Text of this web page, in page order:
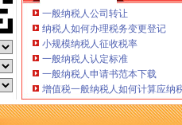
多难监管_新浪新闻
么区别？-律界
-
呀？_重庆包听|E都市
一般纳税人公司转让
纳税人如何办理税务变更登记
小规模纳税人征收税率
一般纳税人认定标准
一般纳税人申请书范本下载
增值税一般纳税人如何计算应纳